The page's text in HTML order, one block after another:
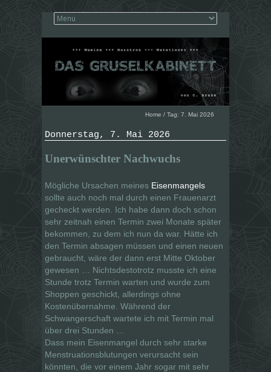
Home / Tag: 7. Mai 2026
Donnerstag, 7. Mai 2026
Unerwünschter Nachwuchs
Mögliche Ursachen meines Eisenmangels
sollte auch noch mal durch einen Frauenarzt
gecheckt werden. Ich habe dann doch schon
sehr zeitnah einen Termin zwei Monate später
bekommen, zu dem ich nun da war. Hätte ich
den Termin absagen müssen und einen neuen
gebraucht, wäre der dann erst Mitte Oktober
gewesen … Nichtsdestotrotz musste ich eine
Stunde trotz Termin warten und wurde zum
Shoppen geschickt, allerdings ohne
Kostenübernahme. Während der
Schwangerschaft wartete ich mit Termin mal
über drei Stunden …
Dass mein Eisenmangel durch sehr starke
Menstruationsblutungen verursacht sein
könnten, die vor einem Jahr sogar mit sehr